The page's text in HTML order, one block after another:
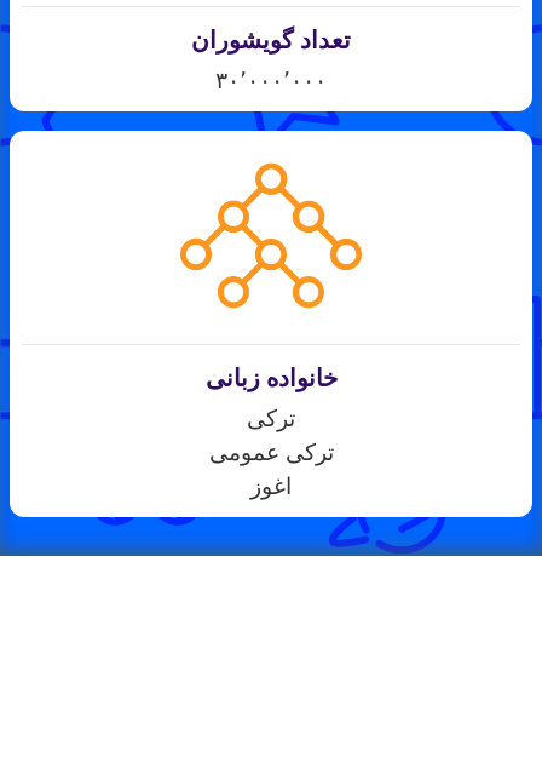
تعداد گویشوران
۳۰٬۰۰۰٬۰۰۰
خانواده زبانی
ترکی
ترکی عمومی
اغوز